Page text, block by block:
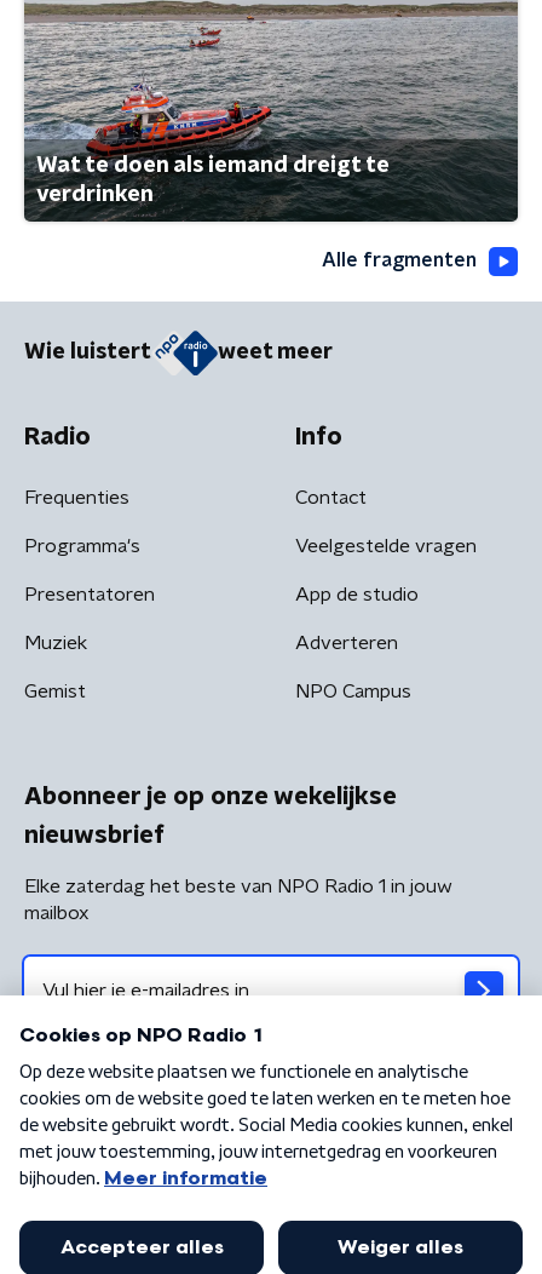
Wat te doen als iemand dreigt te
verdrinken
Alle fragmenten
Wie luistert weet meer
Radio
Frequenties
Programma's
Presentatoren
Muziek
Gemist
Info
Contact
Veelgestelde vragen
App de studio
Adverteren
NPO Campus
Abonneer je op onze wekelijkse
nieuwsbrief
Elke zaterdag het beste van NPO Radio 1 in jouw
mailbox
Algemene voorwaarden